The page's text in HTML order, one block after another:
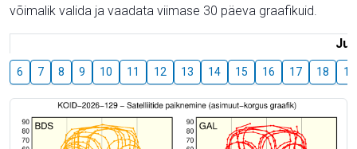
võimalik valida ja vaadata viimase 30 päeva graafikuid.
6 7 8 9 10 11 12 13 14 15 16 17 18 19